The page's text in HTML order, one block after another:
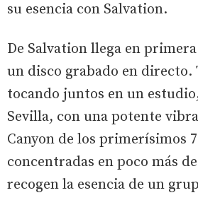
su esencia con Salvation.
De Salvation llega en
un disco grabado en directo.
tocando juntos en un
Sevilla, con una potente
Canyon de los primerísimos
concentradas en poco más
recogen la esencia de un